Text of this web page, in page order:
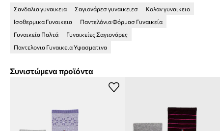
Σανδαλια γυναικεια Σαγιονάρεσ γυναικειεσ
Κολαν γυναικειο
Ισοθερμικα Γυναικεια
Παντελόνια Φόρμασ Γυναικεία
Γυναικεία Παλτά
Γυναικείες Σαγιονάρες
Παντελονια Γυναικεια Υφασματινα
Συνιστώμενα προϊόντα